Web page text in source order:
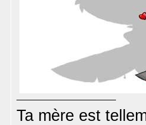
Ta mère est